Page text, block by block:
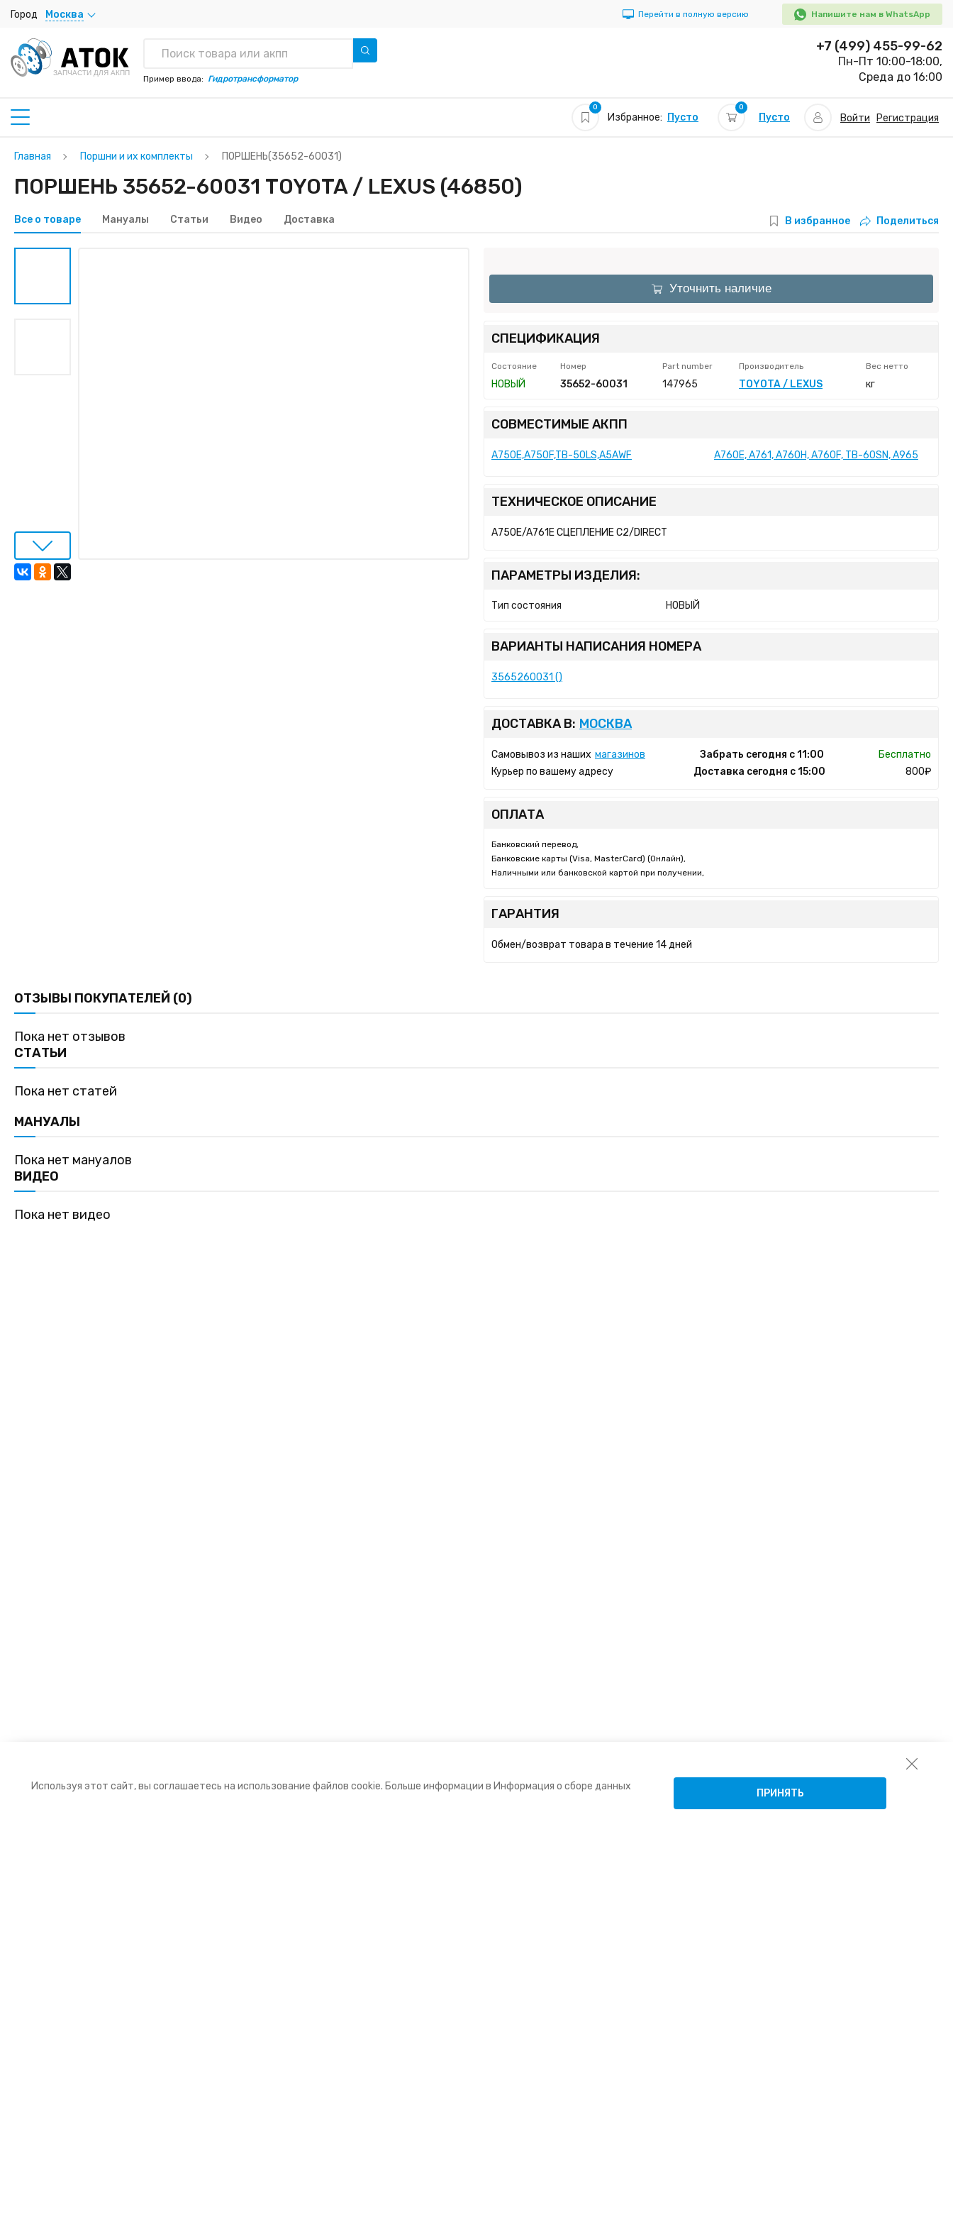
Город Москва Перейти в полную версию Напишите нам в WhatsApp
ЗАПЧАСТИ ДЛЯ АКПП
Пример ввода: Гидротрансформатор
+7 (499) 455-99-62
Пн-Пт 10:00-18:00,
Среда до 16:00
0
Избранное: Пусто
0
Пусто Войти Регистрация
Главная Поршни и их комплекты ПОРШЕНЬ(35652-60031)
ПОРШЕНЬ 35652-60031 TOYOTA / LEXUS (46850)
Все о товаре Мануалы Статьи Видео Доставка В избранное Поделиться
Уточнить наличие
СПЕЦИФИКАЦИЯ
Состояние Номер Part number Производитель Вес нетто
НОВЫЙ 35652-60031 147965 TOYOTA / LEXUS кг
СОВМЕСТИМЫЕ АКПП
A750E,A750F,TB-50LS,A5AWF A760E, A761, A760H, A760F, TB-60SN, A965
ТЕХНИЧЕСКОЕ ОПИСАНИЕ
A750E/A761E СЦЕПЛЕНИЕ C2/DIRECT
ПАРАМЕТРЫ ИЗДЕЛИЯ:
Тип состояния НОВЫЙ
ВАРИАНТЫ НАПИСАНИЯ НОМЕРА
3565260031 ()
ДОСТАВКА В: МОСКВА
Самовывоз из наших магазинов Забрать сегодня с 11:00
Бесплатно
Курьер по вашему адресу
Доставка сегодня с 15:00 800₽
ОПЛАТА
Банковский перевод,
Банковские карты (Visa, MasterCard) (Онлайн),
Наличными или банковской картой при получении,
ГАРАНТИЯ
Обмен/возврат товара в течение 14 дней
ОТЗЫВЫ ПОКУПАТЕЛЕЙ (0)
Пока нет отзывов
СТАТЬИ
Пока нет статей
МАНУАЛЫ
Пока нет мануалов
ВИДЕО
Пока нет видео
Используя этот сайт, вы соглашаетесь на использование файлов cookie. Больше информации в Информация о сборе данных
ПРИНЯТЬ